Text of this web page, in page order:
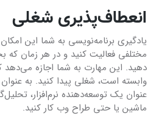
انعطاف‌پذیری شغلی
یادگیری برنامه‌نویسی به شما این
مختلفی فعالیت کنید و در هر زمان که
دهید. این مهارت به شما اجازه می‌دهد
وابسته است، شغلی پیدا کنید. به
عنوان یک توسعه‌دهنده نرم‌افزار،
ماشین یا حتی طراح وب کار کنید.